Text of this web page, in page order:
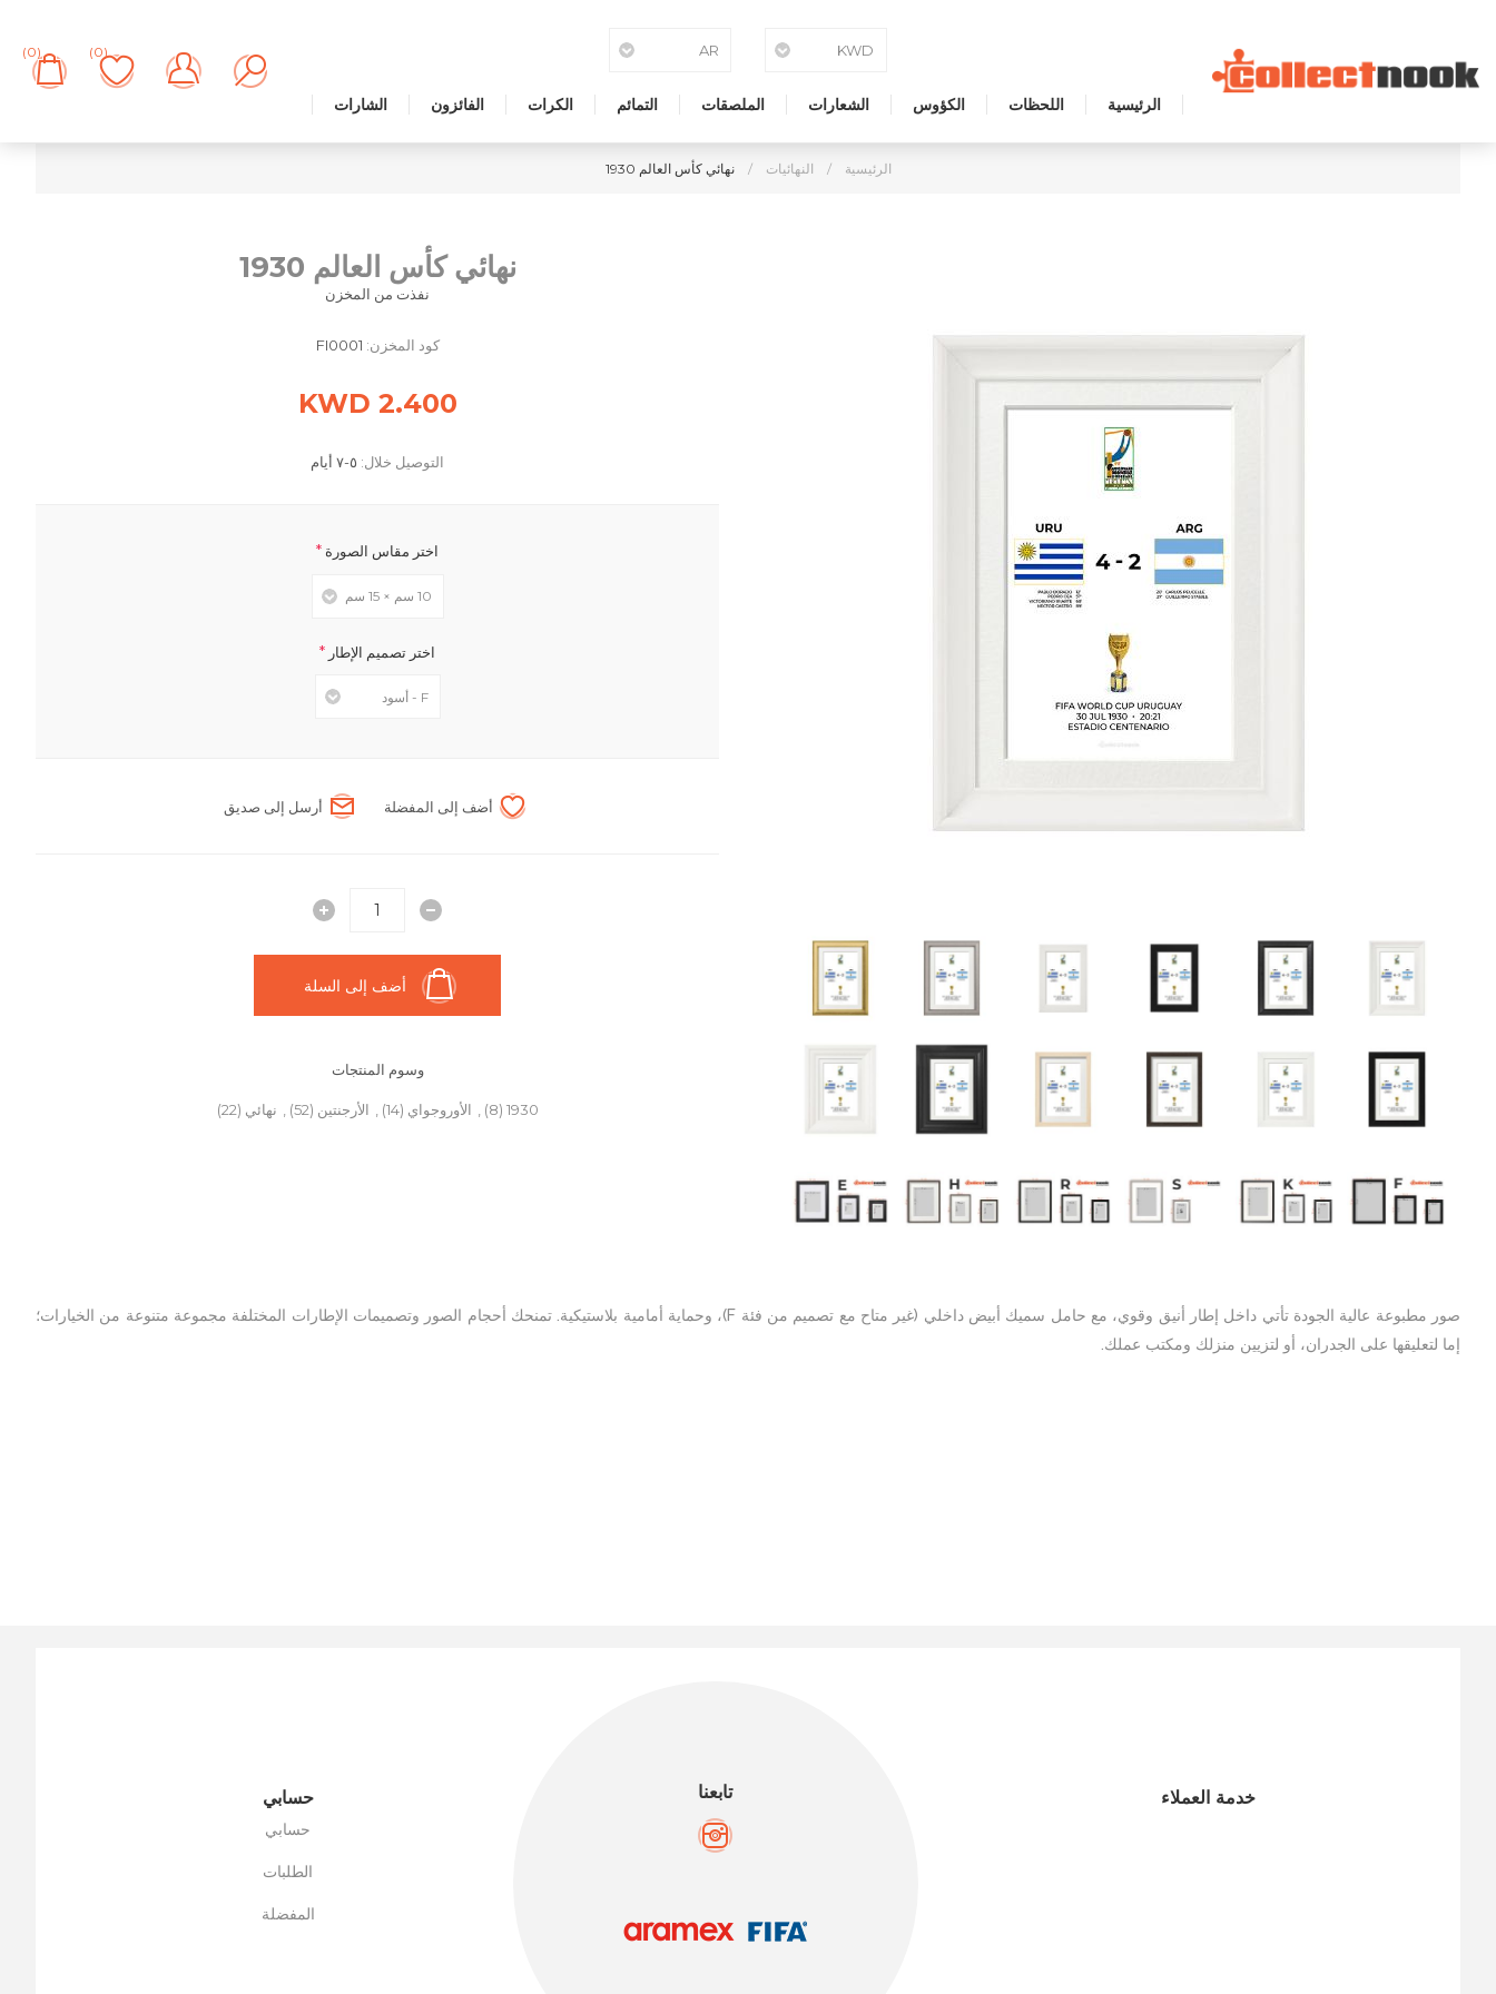
الرئيسية اللحظات الكؤوس الشعارات الملصقات التمائم الكرات الفائزون الشارات
(0)
(0)
الرئيسية / النهائيات / نهائي كأس العالم 1930
نهائي كأس العالم 1930
نفذت من المخزن
كود المخزن: FI0001
2.400 KWD
التوصيل خلال: ٥-٧ أيام
اختر مقاس الصورة *
اختر تصميم الإطار *
أضف إلى المفضلة أرسل إلى صديق
أضف إلى السلة
وسوم المنتجات
1930
(8) الأوروجواي (14) الأرجنتين (52) نهائي (22)
صور مطبوعة عالية الجودة تأتي داخل إطار أنيق وقوي، مع حامل سميك أبيض داخلي (غير متاح مع تصميم من فئة F)، وحماية أمامية بلاستيكية. تمنحك أحجام الصور وتصميمات الإطارات المختلفة مجموعة متنوعة من الخيارات؛
إما لتعليقها على الجدران، أو لتزيين منزلك ومكتب عملك.
تابعنا خدمة العملاء حسابي
حسابي
الطلبات
المفضلة